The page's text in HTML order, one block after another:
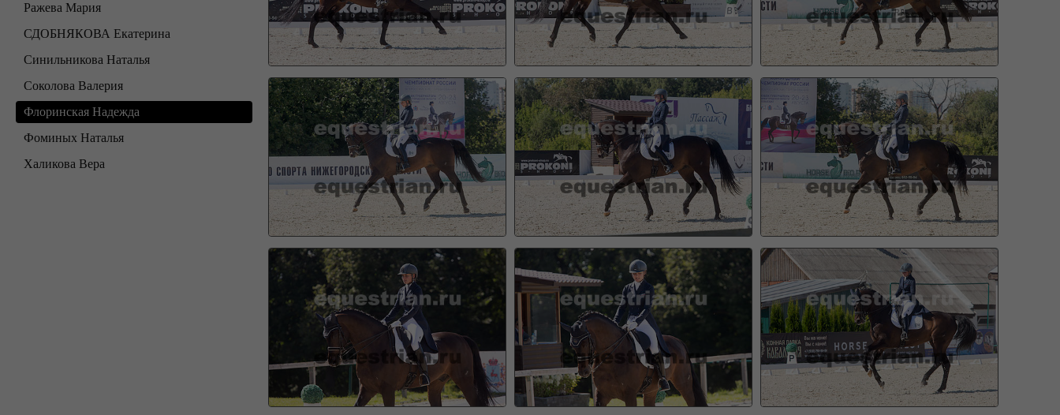
Ражева Мария
СДОБНЯКОВА Екатерина
Синильникова Наталья
Соколова Валерия
Флоринская Надежда
Фоминых Наталья
Халикова Вера